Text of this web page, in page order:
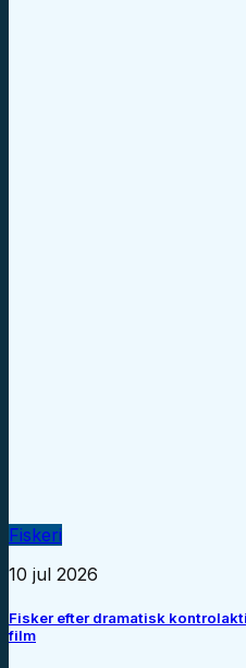
Fiskeri
10 jul 2026
Fisker efter dramatisk
film